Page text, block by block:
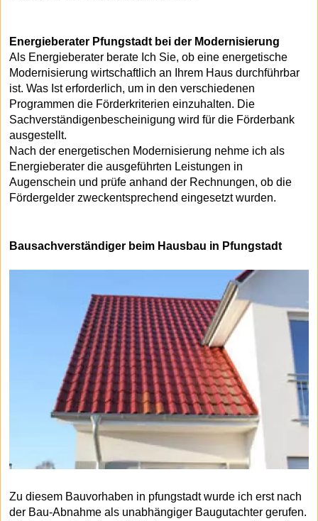
Energieberater Pfungstadt bei der Modernisierung
Als Energieberater berate Ich Sie, ob eine energetische
Modernisierung wirtschaftlich an Ihrem Haus durchführbar
ist. Was Ist erforderlich, um in den verschiedenen
Programmen die Förderkriterien einzuhalten. Die
Sachverständigenbescheinigung wird für die Förderbank
ausgestellt.
Nach der energetischen Modernisierung nehme ich als
Energieberater die ausgeführten Leistungen in
Augenschein und prüfe anhand der Rechnungen, ob die
Fördergelder zweckentsprechend eingesetzt wurden.
Bausachverständiger beim Hausbau in Pfungstadt
Zu diesem Bauvorhaben in pfungstadt wurde ich erst nach
der Bau-Abnahme als unabhängiger Baugutachter gerufen.